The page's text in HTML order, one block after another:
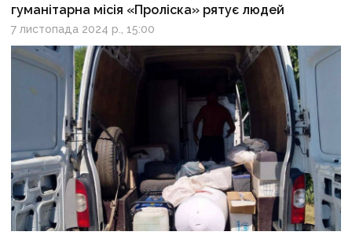
гуманітарна місія «Проліска» рятує людей
7 листопада 2024 р., 15:00